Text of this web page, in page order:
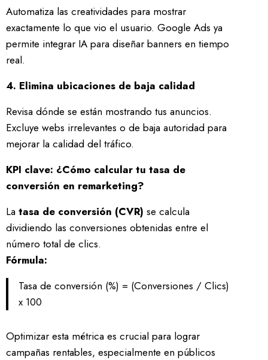
Automatiza las creatividades para mostrar
exactamente lo que vio el usuario. Google Ads ya
permite integrar IA para diseñar banners en tiempo
real.
4. Elimina ubicaciones de baja calidad
Revisa dónde se están mostrando tus anuncios.
Excluye webs irrelevantes o de baja autoridad para
mejorar la calidad del tráfico.
KPI clave: ¿Cómo calcular tu tasa de
conversión en remarketing?
La tasa de conversión (CVR) se calcula
dividiendo las conversiones obtenidas entre el
número total de clics.
Fórmula:
Tasa de conversión (%) = (Conversiones / Clics)
x 100
Optimizar esta métrica es crucial para lograr
campañas rentables, especialmente en públicos